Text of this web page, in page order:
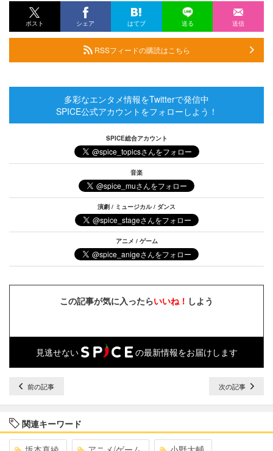
ポスト シェア はてブ 送る 送信
RSSフィードの購読はこちら
多彩なエンタメ情報をTwitterで発信中
SPICE公式アカウントをフォローしよう！
SPICE総合アカウント
音楽
演劇 / ミュージカル / ダンス
アニメ / ゲーム
この記事が気に入ったらいいね！ しよう
見逃せない の最新情報をお届けします
前の記事 次の記事
関連キーワード